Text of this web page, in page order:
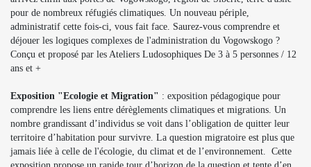
pour de nombreux réfugiés climatiques. Un nouveau périple,
administratif cette fois-ci, vous fait face. Saurez-vous comprendre et
déjouer les logiques complexes de l'administration du Vogowskogo ?
Conçu et proposé par les Ateliers Ludosophiques De 3 à 5 personnes / 12
ans et +
Exposition "Ecologie et Migration" : exposition pédagogique pour
comprendre les liens entre dérèglements climatiques et migrations. Un
nombre grandissant d’individus se voit dans l’obligation de quitter leur
territoire d’habitation pour survivre. La question migratoire est plus que
jamais liée à celle de l'écologie, du climat et de l’environnement. Cette